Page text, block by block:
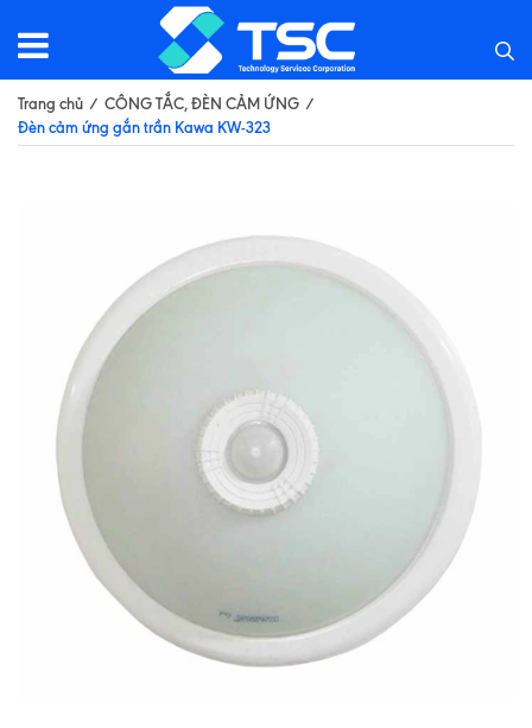
Trang chủ / CÔNG TẮC, ĐÈN CẢM ỨNG /
Đèn cảm ứng gắn trần Kawa KW-323